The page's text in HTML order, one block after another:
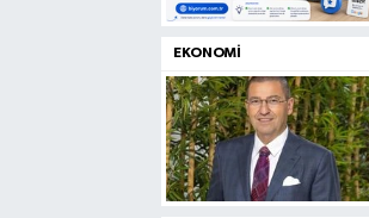
EKONOMİ